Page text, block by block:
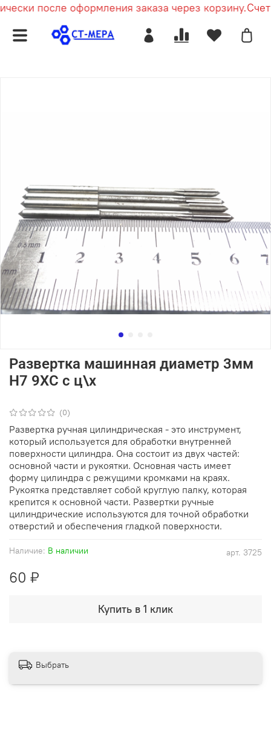
после оформления заказа через корзину.Счет
(0)
арт. 3725
Наличие: В наличии
Развертка машинная диаметр 3мм
Н7 9ХС с ц\х
60 ₽
Купить в 1 клик
Развертка ручная цилиндрическая - это инструмент,
который используется для обработки внутренней
поверхности цилиндра. Она состоит из двух частей:
основной части и рукоятки. Основная часть имеет
форму цилиндра с режущими кромками на краях.
Рукоятка представляет собой круглую палку, которая
крепится к основной части. Развертки ручные
цилиндрические используются для точной обработки
отверстий и обеспечения гладкой поверхности.
Выбрать